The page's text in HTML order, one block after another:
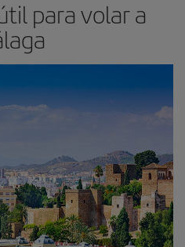
para volar a